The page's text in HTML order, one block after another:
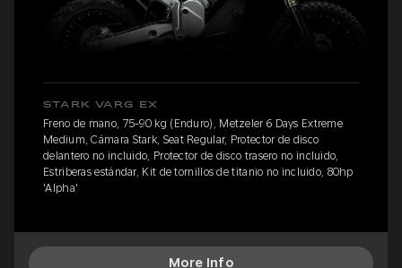
STARK VARG EX
Freno de mano, 75-90 kg (Enduro), Metzeler 6 Days Extreme
Medium, Cámara Stark, Seat Regular, Protector de disco
delantero no incluido, Protector de disco trasero no incluido,
Estriberas estándar, Kit de tornillos de titanio no incluido, 80hp
'Alpha'
More Info